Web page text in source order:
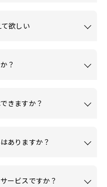
欲しい
？
きますか？
ありますか？
ービスですか？